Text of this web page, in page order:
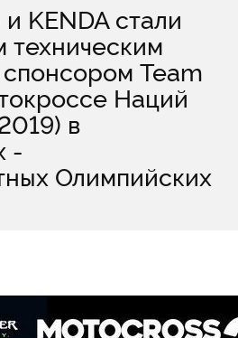
KENDA стали
техническим
Team
Наций
в
-
Олимпийских